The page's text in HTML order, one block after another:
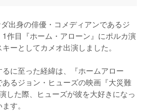
出身の俳優・コメディアンであるジ
1作目『ホーム・アローン』にポルカ演
ーとしてカメオ出演しました。
に至った経緯は、『ホームアロー
るジョン・ヒューズの映画『大災難
した際、ヒューズが彼を大好きになっ
す。